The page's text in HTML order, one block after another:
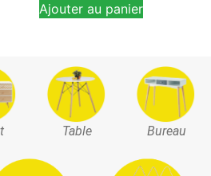
Ajouter au panier
Table Bureau